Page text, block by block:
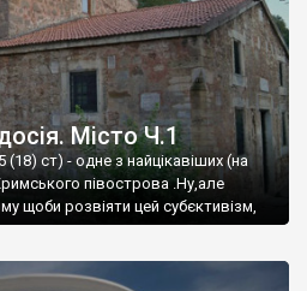
Місто Ч.1
ст) - одне з найцікавіших (на
півострова .Ну,але
щоби розвіяти цей субєктивізм,